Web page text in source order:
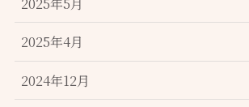
2025年4月
2024年12月